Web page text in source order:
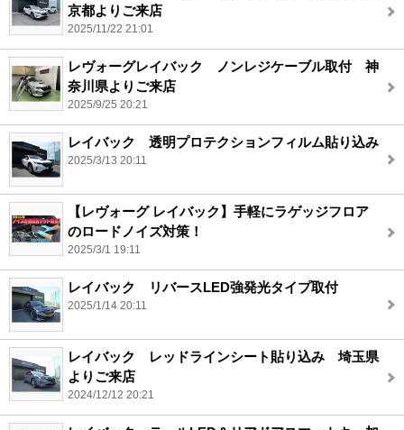
京都よりご来店
2025/11/22 21:01
レヴォーグレイバック ノンレジケーブル取付 神
奈川県よりご来店
2025/9/25 20:21
レイバック 透明プロテクションフィルム貼り込み
2025/3/13 20:11
【レヴォーグ レイバック】手軽にラゲッジフロア
のロードノイズ対策！
2025/3/1 19:11
レイバック リバースLED強発光タイプ取付
2025/1/14 20:11
レイバック レッドラインシート貼り込み 埼玉県
よりご来店
2024/12/12 20:21